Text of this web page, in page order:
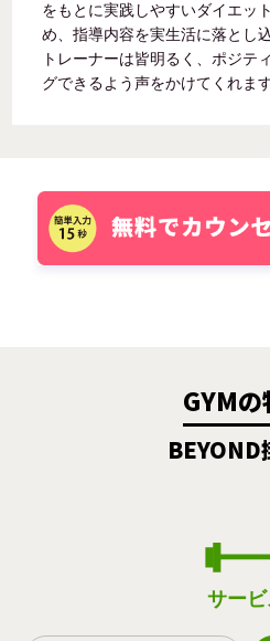
をもとに実践しやすいダイエッ
め、指導内容を実生活に落とし
トレーナーは皆明るく、ポジテ
グできるよう声をかけてくれます
GYMの
BEYOND
サービ